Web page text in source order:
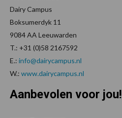
Dairy Campus
Boksumerdyk 11
9084 AA Leeuwarden
T.: +31 (0)58 2167592
E.: info@dairycampus.nl
W.: www.dairycampus.nl
Aanbevolen voor jou!